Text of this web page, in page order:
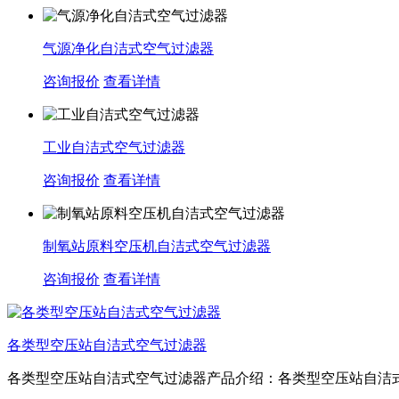
气源净化自洁式空气过滤器
咨询报价 查看详情
工业自洁式空气过滤器
咨询报价 查看详情
制氧站原料空压机自洁式空气过滤器
咨询报价 查看详情
各类型空压站自洁式空气过滤器
各类型空压站自洁式空气过滤器产品介绍：各类型空压站自洁